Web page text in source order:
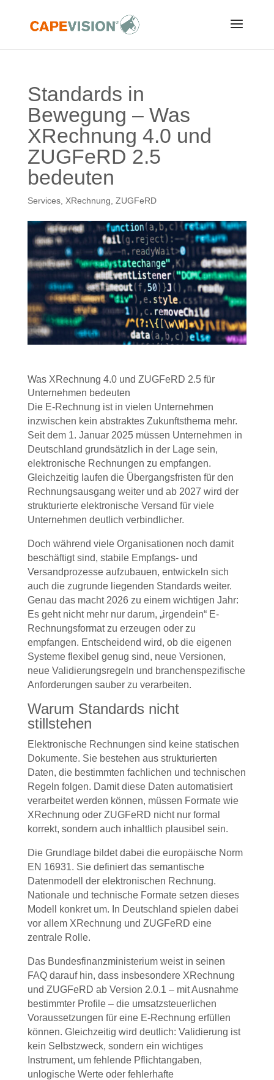
Standards in
Bewegung – Was
XRechnung 4.0 und
ZUGFeRD 2.5
bedeuten
Services, XRechnung ZUGFeRD
Was XRechnung 4.0 und ZUGFeRD 2.5 für
Unternehmen bedeuten
Die E-Rechnung ist in vielen Unternehmen
inzwischen kein abstraktes Zukunftsthema mehr.
Seit dem 1. Januar 2025 müssen Unternehmen in
Deutschland grundsätzlich in der Lage sein,
elektronische Rechnungen zu empfangen.
Gleichzeitig laufen die Übergangsfristen für den
Rechnungsausgang weiter und ab 2027 wird der
strukturierte elektronische Versand für viele
Unternehmen deutlich verbindlicher.
Doch während viele Organisationen noch damit
beschäftigt sind, stabile Empfangs- und
Versandprozesse aufzubauen, entwickeln sich
auch die zugrunde liegenden Standards weiter.
Genau das macht 2026 zu einem wichtigen Jahr:
Es geht nicht mehr nur darum, „irgendein“ E-
Rechnungsformat zu erzeugen oder zu
empfangen. Entscheidend wird, ob die eigenen
Systeme flexibel genug sind, neue Versionen,
neue Validierungsregeln und branchenspezifische
Anforderungen sauber zu verarbeiten.
Warum Standards nicht
stillstehen
Elektronische Rechnungen sind keine statischen
Dokumente. Sie bestehen aus strukturierten
Daten, die bestimmten fachlichen und technischen
Regeln folgen. Damit diese Daten automatisiert
verarbeitet werden können, müssen Formate wie
XRechnung oder ZUGFeRD nicht nur formal
korrekt, sondern auch inhaltlich plausibel sein.
Die Grundlage bildet dabei die europäische Norm
EN 16931. Sie definiert das semantische
Datenmodell der elektronischen Rechnung.
Nationale und technische Formate setzen dieses
Modell konkret um. In Deutschland spielen dabei
vor allem XRechnung und ZUGFeRD eine
zentrale Rolle.
Das Bundesfinanzministerium weist in seinen
FAQ darauf hin, dass insbesondere XRechnung
und ZUGFeRD ab Version 2.0.1 – mit Ausnahme
bestimmter Profile – die umsatzsteuerlichen
Voraussetzungen für eine E-Rechnung erfüllen
können. Gleichzeitig wird deutlich: Validierung ist
kein Selbstzweck, sondern ein wichtiges
Instrument, um fehlende Pflichtangaben,
unlogische Werte oder fehlerhafte